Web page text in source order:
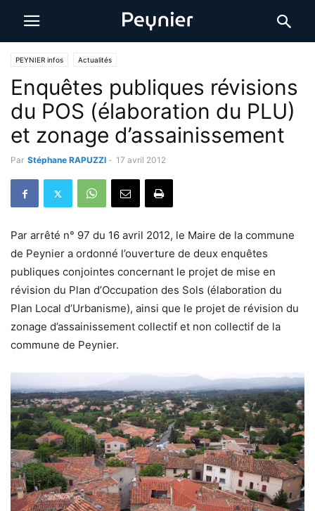
PEYNIER infos Actualités
Enquêtes publiques révisions
du POS (élaboration du PLU)
et zonage d’assainissement
Par Stéphane RAPUZZI - 17 avril 2012
Par arrêté n° 97 du 16 avril 2012, le Maire de la commune
de Peynier a ordonné l’ouverture de deux enquêtes
publiques conjointes concernant le projet de mise en
révision du Plan d’Occupation des Sols (élaboration du
Plan Local d’Urbanisme), ainsi que le projet de révision du
zonage d’assainissement collectif et non collectif de la
commune de Peynier.